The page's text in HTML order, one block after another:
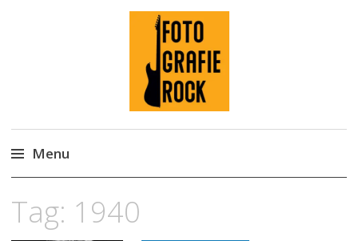
Fotografie ROCK
Menu
content
Tag: 1940